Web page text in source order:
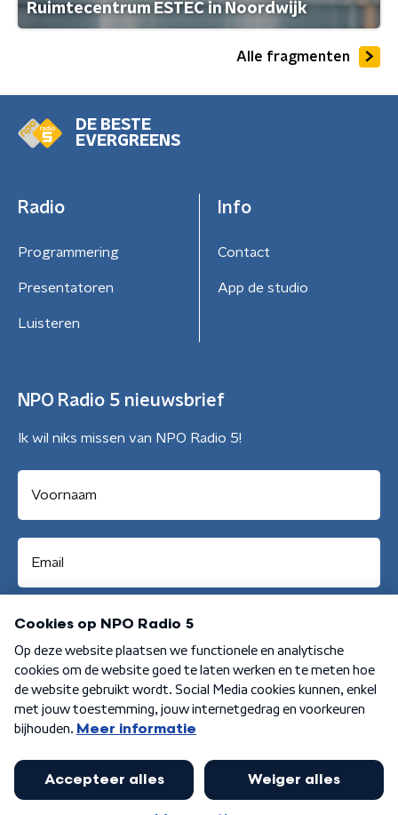
Ruimtecentrum ESTEC in Noordwijk
Alle fragmenten
DE BESTE
EVERGREENS
Radio
Programmering
Presentatoren
Luisteren
Info
Contact
App de studio
NPO Radio 5 nieuwsbrief
Ik wil niks missen van NPO Radio 5!
Aanmelden
Algemene voorwaarden Privacybeleid